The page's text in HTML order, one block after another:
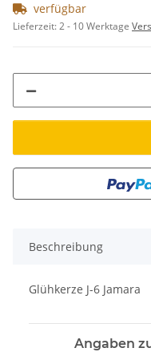
verfügbar
Lieferzeit:2 - 10 Werktage
Beschreibung
Glühkerze J-6 Jamara
Angaben